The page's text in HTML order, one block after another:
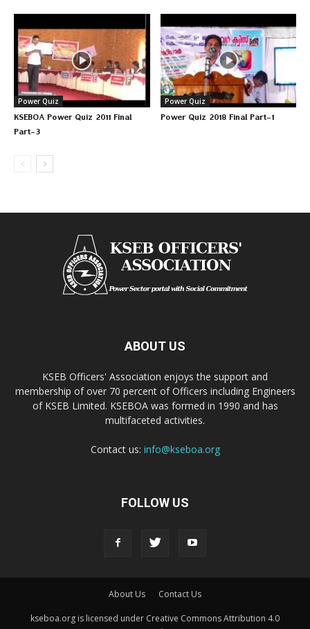
Power Quiz
KSEBOA Power Quiz 2011 Final
Part-3
Power Quiz
Power Quiz 2018 Final Part-1
ABOUT US
KSEB Officers' Association enjoys the support and
membership of over 70 percent of Officers including Engineers
of KSEB Limited. KSEBOA was formed in 1990 and has
multifaceted activities.
Contact us: info@kseboa.org
FOLLOW US
About Us Contact Us
kseboa.org is licensed under Creative Commons Attribution 4.0